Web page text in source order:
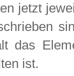
jetzt
das
ist.